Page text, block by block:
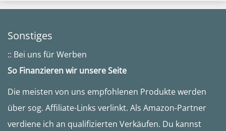
Sonstiges
:: Bei uns für Werben
So Finanzieren wir unsere Seite
Die meisten von uns empfohlenen Produkte werden
über sog. Affiliate-Links verlinkt. Als Amazon-Partner
verdiene ich an qualifizierten Verkäufen. Du kannst